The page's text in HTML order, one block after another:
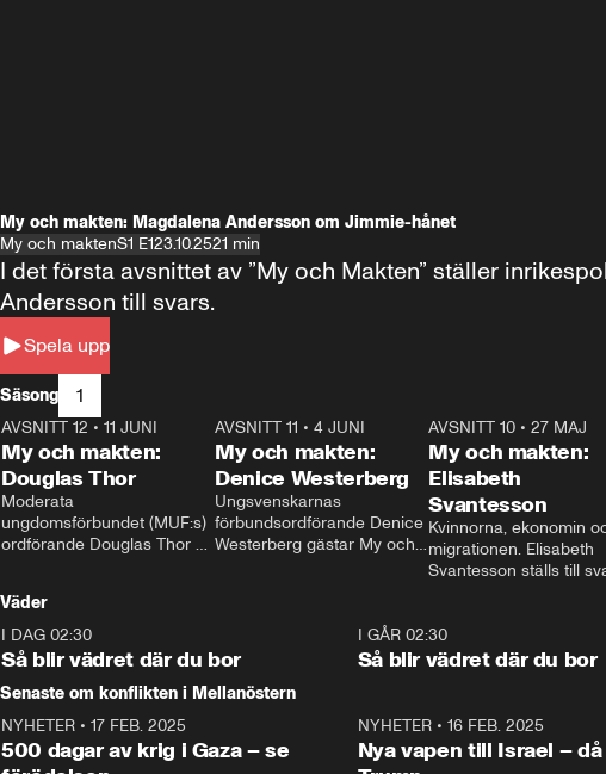
My och makten: Magdalena Andersson om Jimmie-hånet
My och maktenS1 E123.10.2521 min
Spela upp
I det första avsnittet av ”My och Makten” ställer
Andersson till svars.
Säsong 1
26:27
AVSNITT 12 • 11 JUNI
My och makten:
Douglas Thor
Moderata
ungdomsförbundet (MUF:s)
ordförande Douglas Thor
tonårsutvisningarna och hur
Moderaterna ska locka
väljare till valet i höst.
23:40
AVSNITT 11 •4 JUNI
My och makten:
Denice Westerberg
Ungsvenskarnas
förbundsordförande Denice
Westerberg gästar My och
AVSNITT 10 •27 MAJ
My och makten:
Elisabeth
Svantesson
Kvinnorna, ekonomin
migrationen. Elisabeth
Svantesson ställs till
Väder
I DAG 02:30
Så blir vädret där du bor
I GÅR 02:30
Så blir vädret där du bor
Senaste om konflikten i Mellanöstern
NYHETER • 17 FEB. 2025
500 dagar av krig i Gaza – se
NYHETER• 16 FEB. 2025
Nya vapen till Israel –